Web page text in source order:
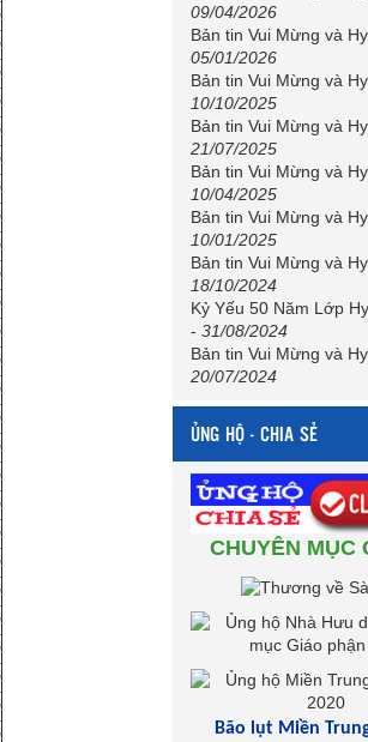
09/04/2026
Bản tin Vui Mừng và Hy
05/01/2026
Bản tin Vui Mừng và Hy
10/10/2025
Bản tin Vui Mừng và Hy
21/07/2025
Bản tin Vui Mừng và Hy
10/04/2025
Bản tin Vui Mừng và Hy
10/01/2025
Bản tin Vui Mừng và Hy
18/10/2024
Kỷ Yếu 50 Năm Lớp
- 31/08/2024
Bản tin Vui Mừng và Hy
20/07/2024
ỦNG HỘ - CHIA SẺ
CHUYÊN MỤC
Bão lụt Miền